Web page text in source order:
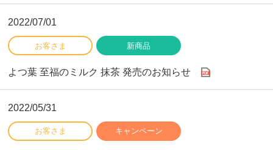
2022/07/01
よつ葉 至福のミルク 抹茶 発売のお知らせ
2022/05/31